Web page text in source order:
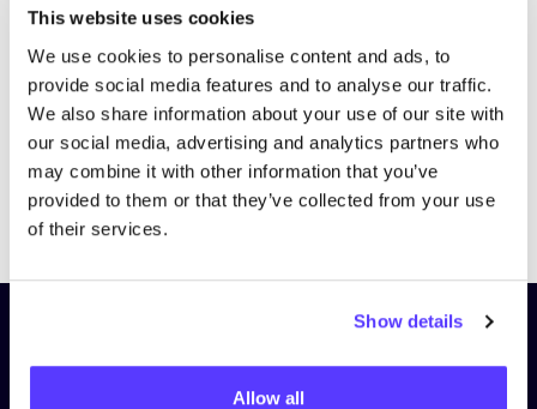
This website uses cookies
We use cookies to personalise content and ads, to
provide social media features and to analyse our traffic.
We also share information about your use of our site with
our social media, advertising and analytics partners who
may combine it with other information that you’ve
provided to them or that they’ve collected from your use
of their services.
Show details
Allow all
PreviousNext
Schrijf je in op onze nieuwsbrief
en blijf op de hoogte!